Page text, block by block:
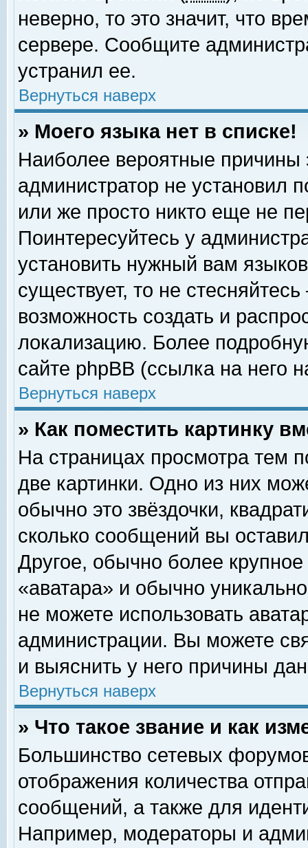
неверно, то это значит, что
сервере. Сообщите
устранил ее.
Вернуться наверх
» Моего языка нет в списке!
Наиболее вероятные причины
администратор не установил
или же просто никто еще не
Поинтересуйтесь у
установить нужный вам
существует, то не
возможность создать и
локализацию. Более
сайте phpBB (ссылка на него
Вернуться наверх
» Как поместить картинку
На страницах просмотра тем
две картинки. Одно из них
обычно это звёздочки,
сколько сообщений вы
Другое, обычно более
«аватара» и обычно
не можете использовать
администрации. Вы можете
и выяснить у него причины
Вернуться наверх
» Что такое звание и как
Большинство сетевых
отображения количества
сообщений, а также для
Например, модераторы и